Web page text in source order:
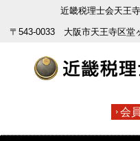
近畿税理士会天王
〒543-0033 大阪市天王寺区
会